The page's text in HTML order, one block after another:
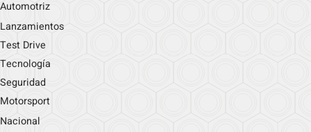
Automotriz
Lanzamientos
Test Drive
Tecnología
Seguridad
Motorsport
Nacional